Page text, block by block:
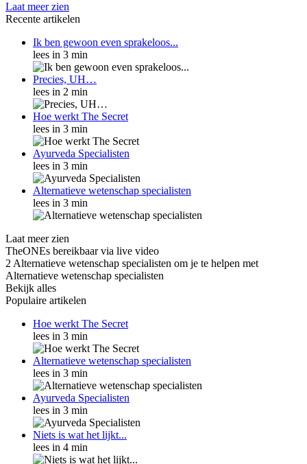
Laat meer zien
Recente artikelen
Ik ben gewoon even sprakeloos...
lees in 3 min
Precies, UH…
lees in 2 min
Hoe werkt The Secret
lees in 3 min
Ayurveda Specialisten
lees in 3 min
Alternatieve wetenschap specialisten
lees in 3 min
Laat meer zien
TheONEs bereikbaar via live video
2 Alternatieve wetenschap specialisten om je te helpen met
Alternatieve wetenschap specialisten
Bekijk alles
Populaire artikelen
Hoe werkt The Secret
lees in 3 min
Alternatieve wetenschap specialisten
lees in 3 min
Ayurveda Specialisten
lees in 3 min
Niets is wat het lijkt...
lees in 4 min